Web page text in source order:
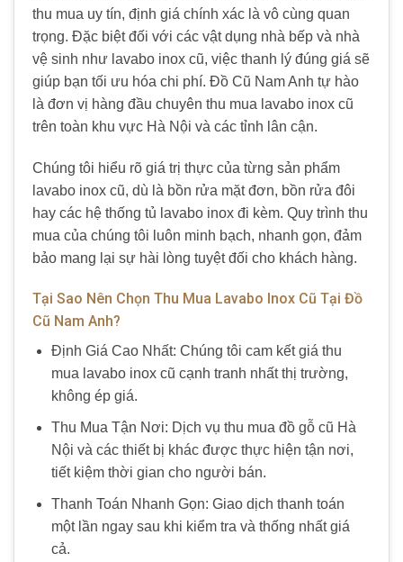
thu mua uy tín, định giá chính xác là vô cùng quan
trọng. Đặc biệt đối với các vật dụng nhà bếp và nhà
vệ sinh như lavabo inox cũ, việc thanh lý đúng giá sẽ
giúp bạn tối ưu hóa chi phí. Đồ Cũ Nam Anh tự hào
là đơn vị hàng đầu chuyên thu mua lavabo inox cũ
trên toàn khu vực Hà Nội và các tỉnh lân cận.
Chúng tôi hiểu rõ giá trị thực của từng sản phẩm
lavabo inox cũ, dù là bồn rửa mặt đơn, bồn rửa đôi
hay các hệ thống tủ lavabo inox đi kèm. Quy trình thu
mua của chúng tôi luôn minh bạch, nhanh gọn, đảm
bảo mang lại sự hài lòng tuyệt đối cho khách hàng.
Tại Sao Nên Chọn Thu Mua Lavabo Inox Cũ Tại Đồ
Cũ Nam Anh?
Định Giá Cao Nhất: Chúng tôi cam kết giá thu
mua lavabo inox cũ cạnh tranh nhất thị trường,
không ép giá.
Thu Mua Tận Nơi: Dịch vụ thu mua đồ gỗ cũ Hà
Nội và các thiết bị khác được thực hiện tận nơi,
tiết kiệm thời gian cho người bán.
Thanh Toán Nhanh Gọn: Giao dịch thanh toán
một lần ngay sau khi kiểm tra và thống nhất giá
cả.